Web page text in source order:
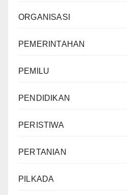
ORGANISASI
PEMERINTAHAN
PEMILU
PENDIDIKAN
PERISTIWA
PERTANIAN
PILKADA